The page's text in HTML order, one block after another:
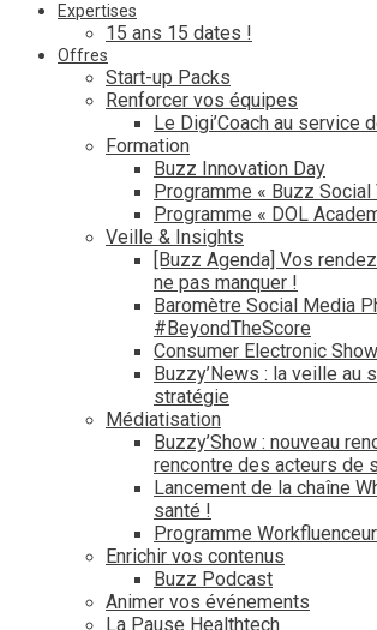
Expertises
15 ans 15 dates !
Offres
Start-up Packs
Renforcer vos équipes
Le Digi’Coach au service
Formation
Buzz Innovation Day
Programme « Buzz Social
Programme « DOL
Veille & Insights
[Buzz Agenda] Vos
ne pas manquer !
Baromètre Social Media
#BeyondTheScore
Consumer Electronic
Buzzy’News : la veille au
stratégie
Médiatisation
Buzzy’Show : nouveau
rencontre des acteurs de
Lancement de la chaîne
santé !
Programme
Enrichir vos contenus
Buzz Podcast
Animer vos événements
La Pause Healthtech